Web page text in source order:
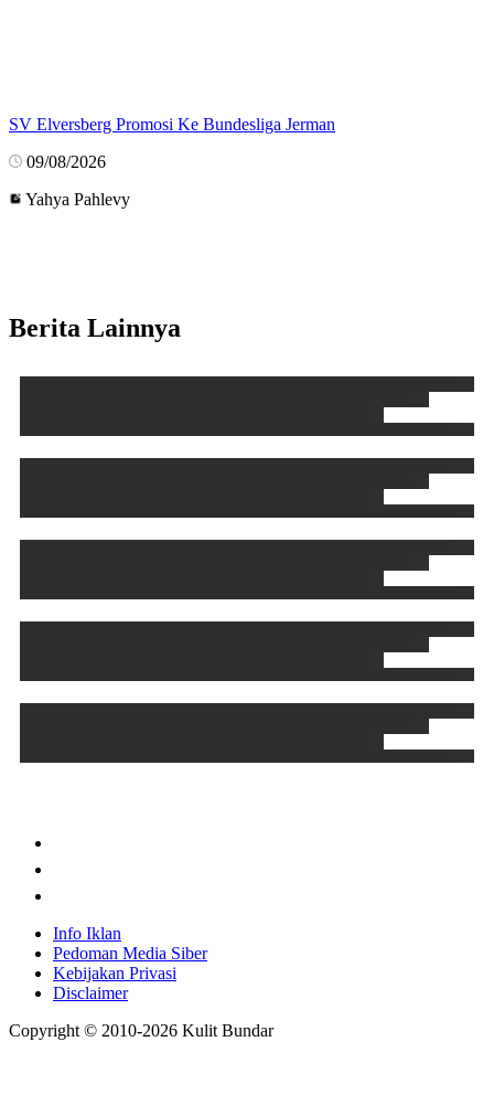
SV Elversberg Promosi Ke Bundesliga Jerman
09/08/2026
Yahya Pahlevy
Berita Lainnya
Info Iklan
Pedoman Media Siber
Kebijakan Privasi
Disclaimer
Copyright © 2010-2026 Kulit Bundar